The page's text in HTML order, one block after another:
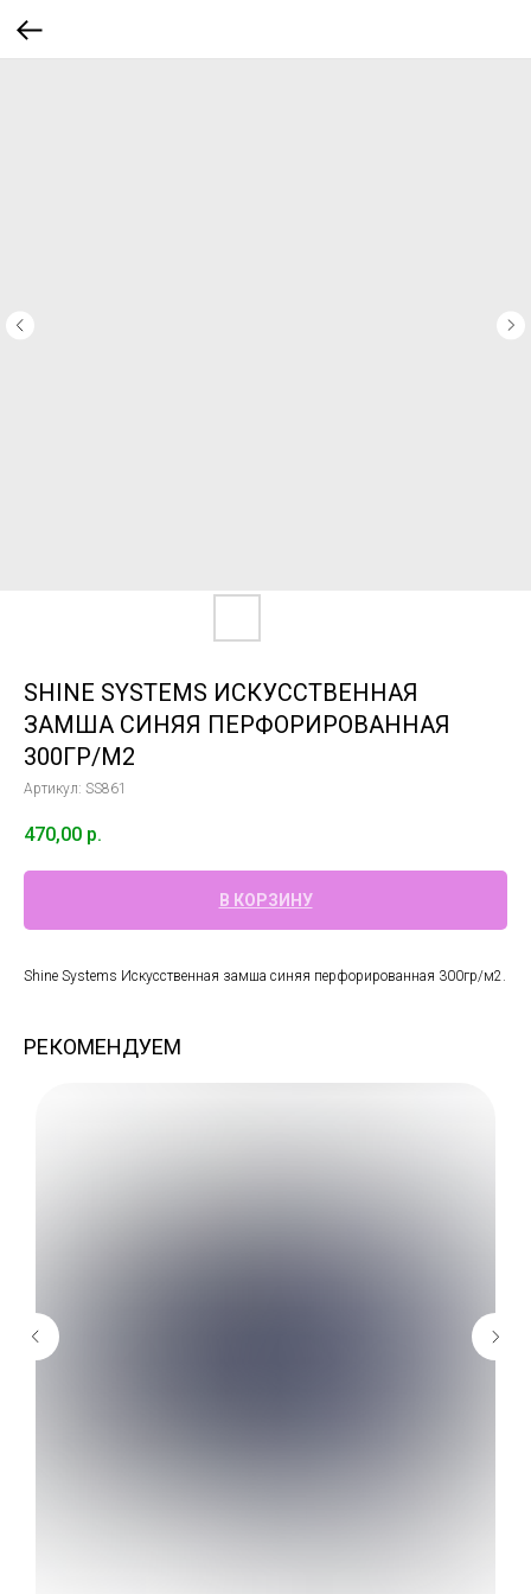
SHINE SYSTEMS ИСКУСCТВЕННАЯ
ЗАМША СИНЯЯ ПЕРФОРИРОВАННАЯ
300ГР/М2
Артикул: SS861
470,00 р.
В КОРЗИНУ
Shine Systems Искусcтвенная замша синяя перфорированная 300гр/м2.
РЕКОМЕНДУЕМ